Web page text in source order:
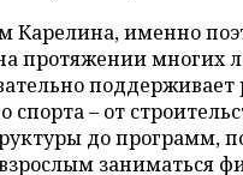
Карелина, именно
протяжении многих
поддерживает
спорта – от
до программ,
заниматься